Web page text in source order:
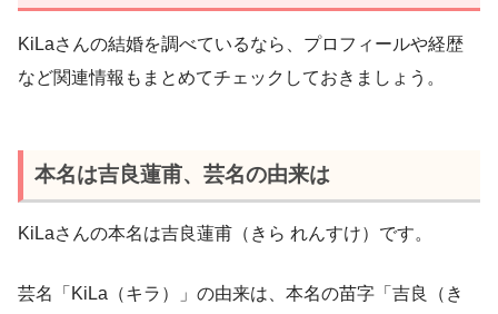
KiLaさんの結婚を調べているなら、プロフィールや経歴
など関連情報もまとめてチェックしておきましょう。
本名は吉良蓮甫、芸名の由来は
KiLaさんの本名は吉良蓮甫（きら れんすけ）です。
芸名「KiLa（キラ）」の由来は、本名の苗字「吉良（き